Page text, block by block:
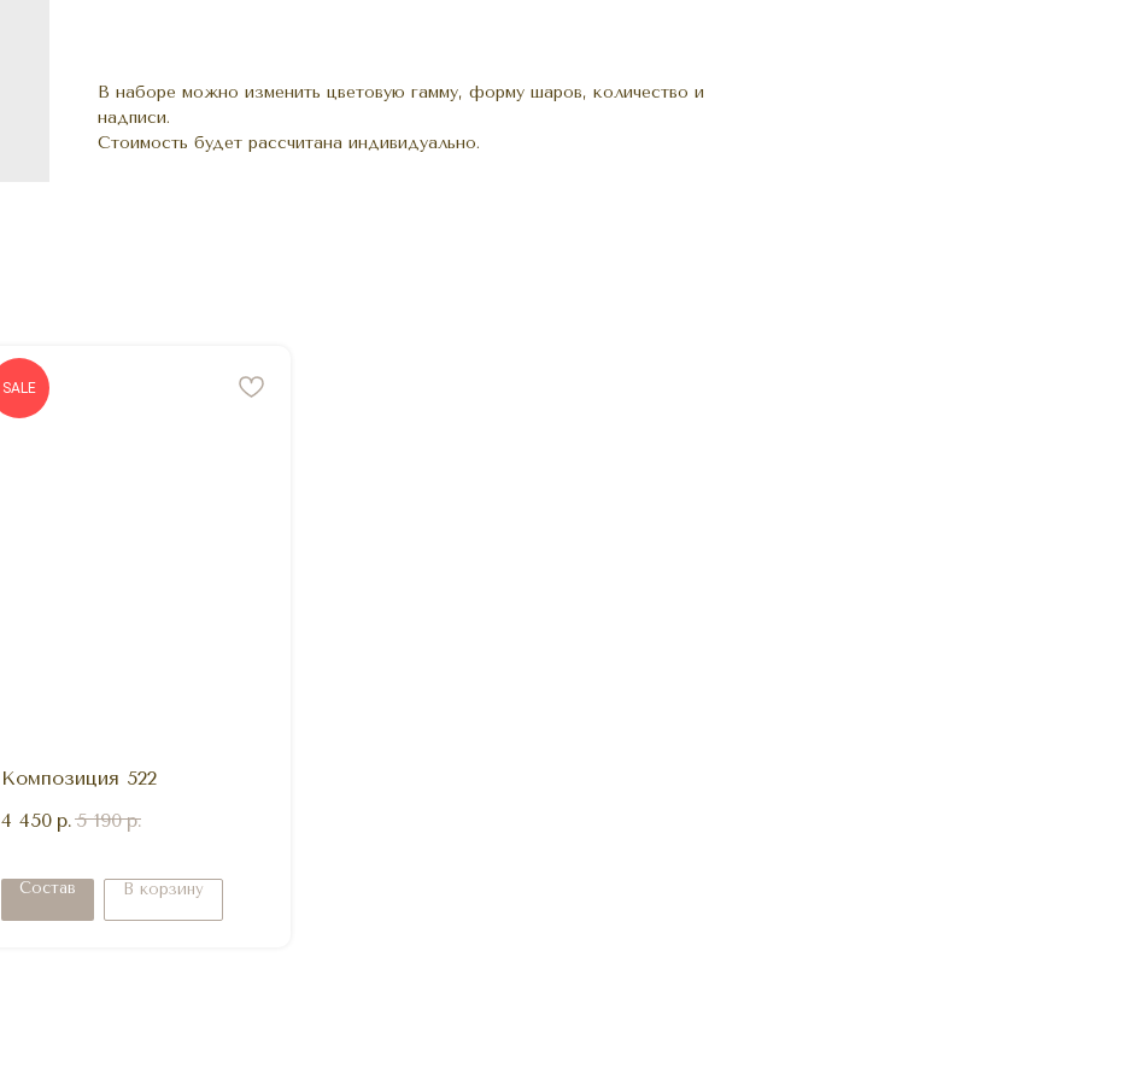
В наборе можно изменить цветовую гамму, форму шаров, количество и
надписи.
Стоимость будет рассчитана индивидуально.
SALE
Композиция 522
4 450 р. 5 190 р.
Состав В корзину